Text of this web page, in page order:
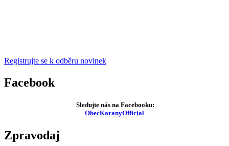
Registrujte se k odběru novinek
Facebook
Sledujte nás na Facebooku:
ObecKaranyOfficial
Zpravodaj